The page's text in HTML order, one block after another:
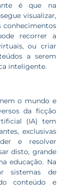
é que na
visualizar,
conhecimentos
recorrer a
ou criar
a serem
inteligente.
o mundo e
da ficção
(IA) tem
exclusivas
e resolver
disto, grande
educação. Na
sistemas de
conteúdo e